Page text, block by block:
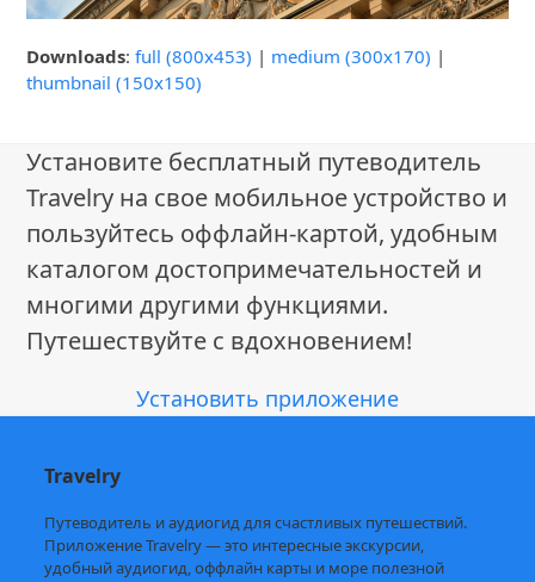
Downloads:full (800x453) | medium (300x170) |
thumbnail (150x150)
Установите бесплатный путеводитель
Travelry на свое мобильное устройство и
пользуйтесь оффлайн-картой, удобным
каталогом достопримечательностей и
многими другими функциями.
Путешествуйте с вдохновением!
Установить приложение
Travelry
Путеводитель и аудиогид для счастливых путешествий.
Приложение Travelry — это интересные экскурсии,
удобный аудиогид, оффлайн карты и море полезной